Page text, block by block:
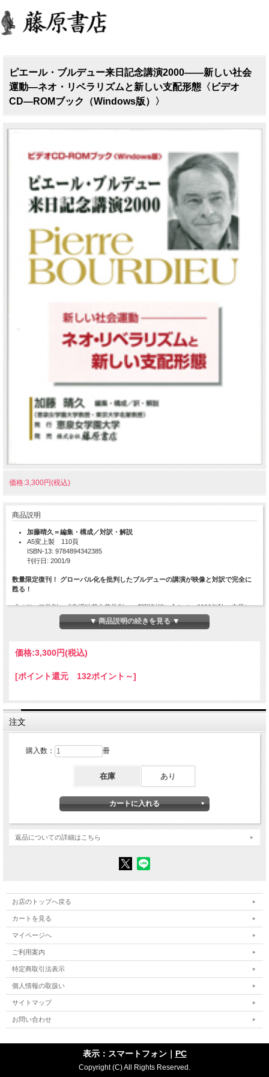
ピエール・ブルデュー来日記念講演2000――新しい社会
運動―ネオ・リベラリズムと新しい支配形態〈ビデオ
CD―ROMブック（Windows版）〉
価格:3,300円(税込)
商品説明
加藤晴久＝編集・構成／対訳・解説
A5変上製 110頁
ISBN-13: 9784894342385
刊行日: 2001/9
数量限定復刊！ グローバル化を批判したブルデューの講演が映像と対訳で完全に
甦る！
『メディア批判』『市場独裁主義批判』の邦訳刊行に合わせ、2000年秋、来日し
た社会学者ブルデュー。「グローバリゼーション」という神話を徹底批判し、21世
紀に向けた社会運動の実践を鼓舞したブルデューの講演が、映像と音声およびフラ
ンス語と日本語の対訳テキストで完全に甦る！
発行・恵泉女学園大学 発売・藤原書店
▼ 商品説明の続きを見る ▼
価格:3,300円(税込)
[ポイント還元 132ポイント～]
注文
購入数： 冊
在庫 あり
返品についての詳細はこちら
お店のトップへ戻る
カートを見る
マイページへ
ご利用案内
特定商取引法表示
個人情報の取扱い
サイトマップ
お問い合わせ
表示：スマートフォン｜ PC
Copyright (C) All Rights Reserved.